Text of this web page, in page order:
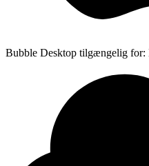
Bubble Desktop tilgængelig for: